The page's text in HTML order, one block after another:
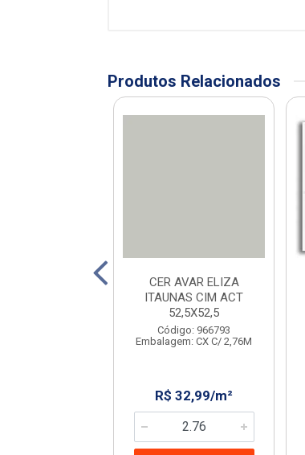
Produtos Relacionados
CER AVAR ELIZA
ITAUNAS CIM ACT
52,5X52,5
Código: 966793
Embalagem: CX C/ 2,76M
R$ 32,99/m²